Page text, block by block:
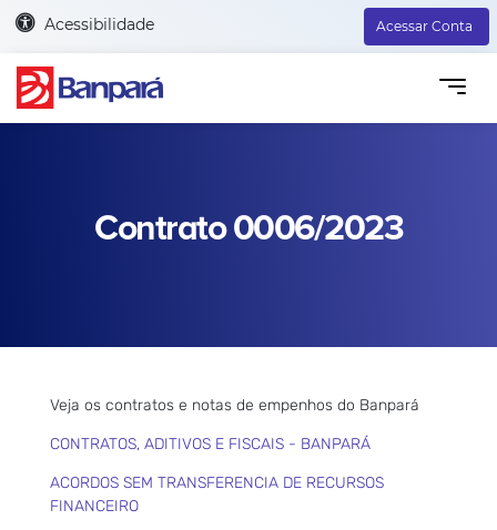
Acessibilidade Acessar Conta
Contrato 0006/2023
Veja os contratos e notas de empenhos do Banpará
CONTRATOS, ADITIVOS E FISCAIS - BANPARÁ
ACORDOS SEM TRANSFERENCIA DE RECURSOS
FINANCEIRO